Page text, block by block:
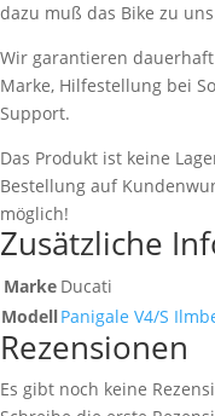
dazu muß das Bike zu
Wir garantieren
Marke, Hilfestellung bei
Support.
Das Produkt ist keine
Bestellung auf
möglich!
Zusätzliche
Marke Ducati
ModellPanigale V4/S
Rezensionen
Es gibt noch keine